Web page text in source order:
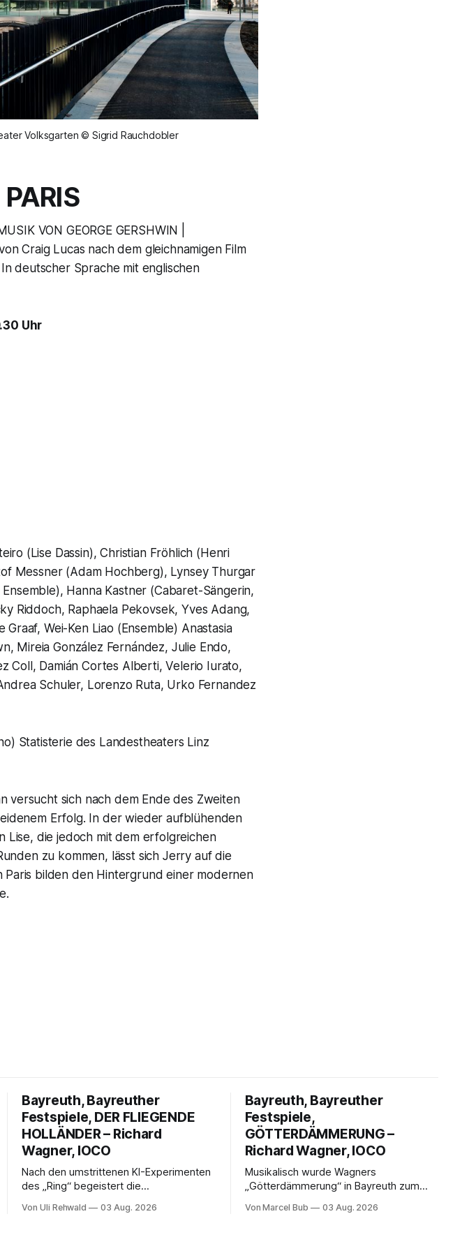
Volksgarten © Sigrid Rauchdobler
VON GEORGE GERSHWIN |
Craig Lucas nach dem gleichnamigen Film
deutscher Sprache mit englischen
Uhr
(Lise Dassin), Christian Fröhlich (Henri
Messner (Adam Hochberg), Lynsey Thurgar
Hanna Kastner (Cabaret-Sängerin,
Riddoch, Raphaela Pekovsek, Yves Adang,
Wei-Ken Liao (Ensemble) Anastasia
Mireia González Fernández, Julie Endo,
Coll, Damián Cortes Alberti, Velerio Iurato,
Schuler, Lorenzo Ruta, Urko Fernandez
Statisterie des Landestheaters Linz
versucht sich nach dem Ende des Zweiten
Erfolg. In der wieder aufblühenden
Lise, die jedoch mit dem erfolgreichen
zu kommen, lässt sich Jerry auf die
Paris bilden den Hintergrund einer modernen
Bayreuth, Bayreuther
Festspiele, DER FLIEGENDE
HOLLÄNDER – Richard
Wagner, IOCO
Nach den umstrittenen KI-Experimenten
des „Ring“ begeistert die
fliegende Holländer“ mit packender
Von Uli Rehwald 03 Aug. 2026
Bayreuth, Bayreuther
Festspiele,
GÖTTERDÄMMERUNG –
Richard Wagner, IOCO
Musikalisch wurde Wagners
„Götterdämmerung“ in Bayreuth zum
10010110“: Christian Thielemann,
Von Marcel Bub 03 Aug. 2026